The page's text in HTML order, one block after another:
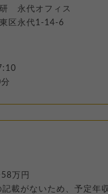
研 永代オフィス
区永代1-14-6
万円
載がないため、予定年